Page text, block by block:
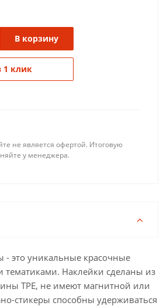
В корзину
1 клик
не является офертой. Итоговую
у менеджера.
- это уникальные красочные
тематиками. Наклейки сделаны из
TPE, не имеют магнитной или
стикеры способны удерживаться